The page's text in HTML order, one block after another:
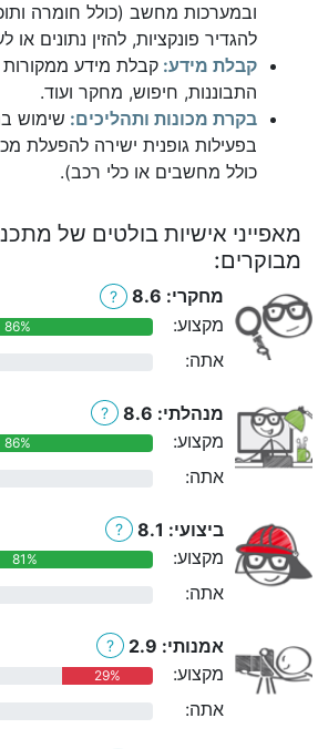
ובמערכות מחשב (כולל חומרה
להגדיר פונקציות, להזין נתונים או
קבלת מידע: קבלת מידע ממקורות
התבוננות, חיפוש, מחקר ועוד.
בקרת מכונות ותהליכים: שימוש
בפעילות גופנית ישירה להפעלת
כולל מחשבים או כלי רכב).
מאפייני אישיות בולטים של
מבוקרים:
מחקרי: 8.6 ?
מקצוע: 86%
אתה:
מנהלתי: 8.6 ?
מקצוע: 86%
אתה:
ביצועי: 8.1 ?
מקצוע: 81%
אתה:
אמנותי: 2.9 ?
מקצוע: 29%
אתה: